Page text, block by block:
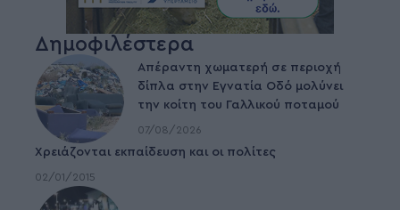
Δημοφιλέστερα
Απέραντη χωματερή σε περιοχή
δίπλα στην Εγνατία Οδό μολύνει
την κοίτη του Γαλλικού ποταμού
07/08/2026
Χρειάζονται εκπαίδευση και οι πολίτες
02/01/2015